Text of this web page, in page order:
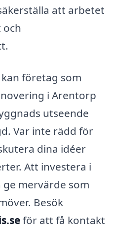
att arbetet
företag som
i Arentorp
utseende
Var inte rädd för
dina idéer
Att investera i
mervärde som
Besök
för att få kontakt